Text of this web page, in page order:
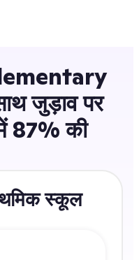
जुड़ाव पर
87% की
स्कूल